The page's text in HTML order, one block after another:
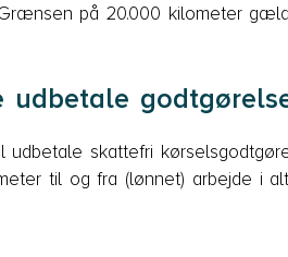
på 20.000 kilometer
udbetale
udbetale skattefri
til og fra (lønnet) arbejde i